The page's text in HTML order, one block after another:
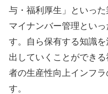
与・福利厚生」といっ
マイナンバー管理とい
す。自ら保有する知識
出していくことができ
者の生産性向上インフ
す。